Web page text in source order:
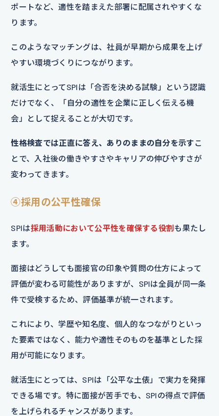
ポートなど、適性を踏まえた部署に配属されやすくな
ります。
このようなマッチングは、社員が早期から成果を上げ
やすい環境づくりにつながります。
就活生にとってSPIは「合否を決める試験」という認識
だけでなく、「自分の適性を企業に正しく伝える機
会」として捉えることが大切です。
性格検査では正直に答え、ありのままの自分を示す こ
とで、入社後の働きやすさやキャリアの伸びやすさが
変わってきます。
④採用の公平性確保
SPIは採用活動において公平性を確保する役割も果たし
ます。
面接はどうしても面接官の印象や質問の仕方によって
評価が変わる可能性がありますが、SPIは全員が同一条
件で受検するため、評価基準が統一されます。
これにより、学歴や知名度、個人的なつながりといっ
た要素ではなく、能力や適性そのものを基準とした採
用が可能になります。
就活生にとっては、SPIは「公平な土俵」で実力を発揮
できる場です。特に面接が苦手でも、SPIの得点で評価
を上げられるチャンスがあります。